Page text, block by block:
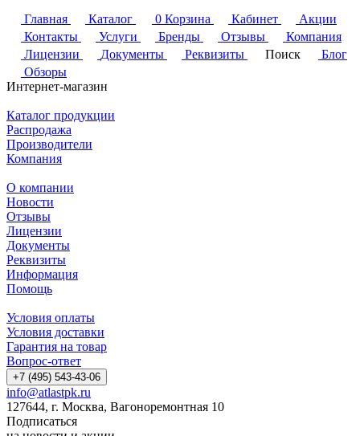
Главная Каталог 0 Корзина Кабинет
Акции
Контакты
Услуги Бренды Отзывы
Компания
Лицензии
Документы Реквизиты Поиск
Блог
Обзоры
Интернет-магазин
Каталог продукции
Распродажа
Производители
Компания
О компании
Новости
Отзывы
Лицензии
Документы
Реквизиты
Информация
Помощь
Условия оплаты
Условия доставки
Гарантия на товар
Вопрос-ответ
+7 (495) 543-43-06
info@atlastpk.ru
127644, г. Москва, Вагоноремонтная 10
Подписаться